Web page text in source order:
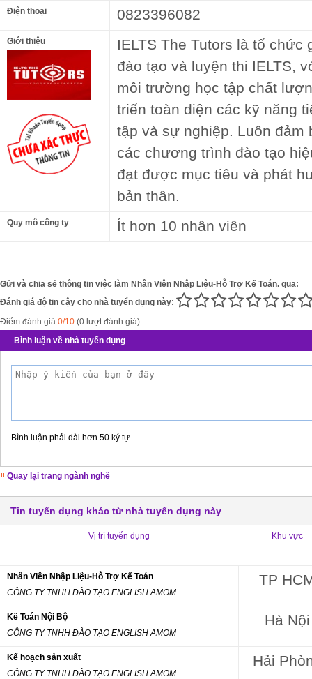
Điện thoại 0823396082
Giới thiệu
IELTS The Tutors là tổ chức
đào tạo và luyện thi IELTS,
môi trường học tập chất
triển toàn diện các kỹ năng
tập và sự nghiệp. Luôn đảm
các chương trình đào tạo
đạt được mục tiêu và phát
bản thân.
Quy mô công ty Ít hơn 10 nhân viên
Gửi và chia sẻ thông tin việc làm Nhân Viên Nhập Liệu-Hỗ Trợ Kế Toán. qua:
Đánh giá độ tin cậy cho nhà tuyển dụng này:
Điểm đánh giá 0/10 (0 lượt đánh giá)
Bình luận về nhà tuyển dụng
Bình luận phải dài hơn 50 ký tự
Quay lại trang ngành nghề
Tin tuyển dụng khác từ nhà tuyển dụng này
Vị trí tuyển dụng Khu vực
Nhân Viên Nhập Liệu-Hỗ Trợ Kế Toán
CÔNG TY TNHH ĐÀO TẠO ENGLISH AMOM
TP
Kế Toán Nội Bộ
CÔNG TY TNHH ĐÀO TẠO ENGLISH AMOM
Hà Nội
Kế hoạch sản xuất
CÔNG TY TNHH ĐÀO TẠO ENGLISH AMOM
Hải